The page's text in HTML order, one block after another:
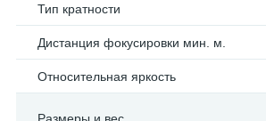
Тип кратности
Дистанция фокусировки мин. м.
Относительная яркость